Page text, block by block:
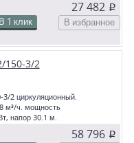
27 482 p
В 1 клик
В избранное
150-3/2
2 циркуляционный.
м³/ч. мощность
напор 30.1 м.
58 796 p